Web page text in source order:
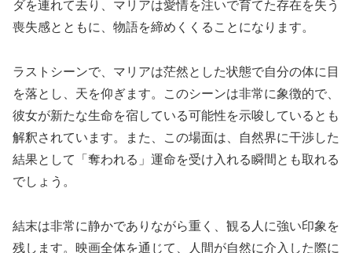
ダを連れて去り、マリアは愛情を注いで育てた存在を失う
喪失感とともに、物語を締めくくることになります。
ラストシーンで、マリアは茫然とした状態で自分の体に目
を落とし、天を仰ぎます。このシーンは非常に象徴的で、
彼女が新たな生命を宿している可能性を示唆しているとも
解釈されています。また、この場面は、自然界に干渉した
結果として「奪われる」運命を受け入れる瞬間とも取れる
でしょう。
結末は非常に静かでありながら重く、観る人に強い印象を
残します。映画全体を通じて、人間が自然に介入した際に